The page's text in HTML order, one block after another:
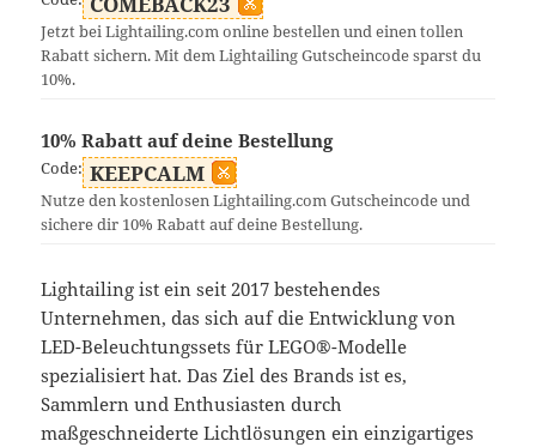
Jetzt bei Lightailing.com online bestellen und einen tollen
Rabatt sichern. Mit dem Lightailing Gutscheincode sparst du
10%.
10% Rabatt auf deine Bestellung
Code: KEEPCALM
Nutze den kostenlosen Lightailing.com Gutscheincode und
sichere dir 10% Rabatt auf deine Bestellung.
Lightailing ist ein seit 2017 bestehendes
Unternehmen, das sich auf die Entwicklung von
LED-Beleuchtungssets für LEGO®-Modelle
spezialisiert hat. Das Ziel des Brands ist es,
Sammlern und Enthusiasten durch
maßgeschneiderte Lichtlösungen ein einzigartiges